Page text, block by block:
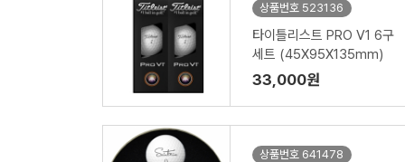
상품번호 523136
타이틀리스트 PRO V1 6구
세트 (45X95X135mm)
33,000원
상품번호 641478